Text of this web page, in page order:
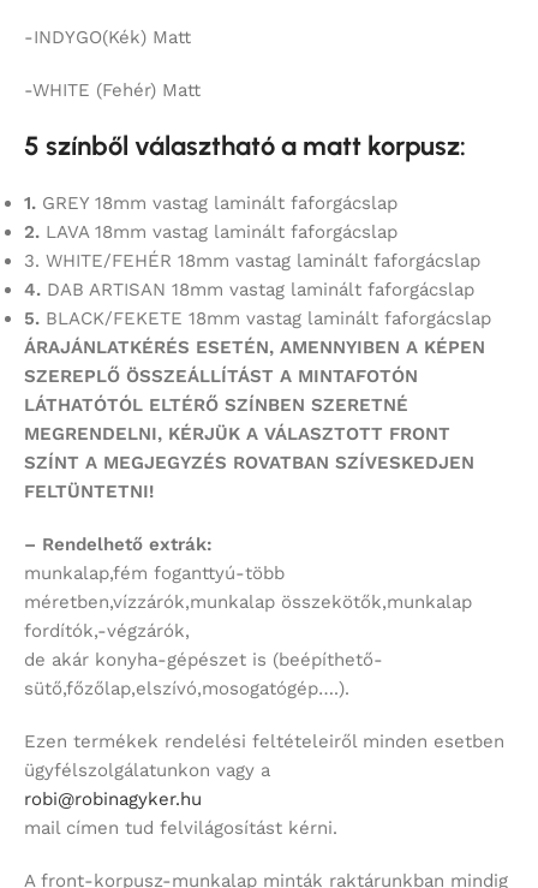
-INDYGO(Kék) Matt
-WHITE (Fehér) Matt
5 színből választható a matt korpusz:
1. GREY 18mm vastag laminált faforgácslap
2. LAVA 18mm vastag laminált faforgácslap
3. WHITE/FEHÉR 18mm vastag laminált faforgácslap
4. DAB ARTISAN 18mm vastag laminált faforgácslap
5. BLACK/FEKETE 18mm vastag laminált faforgácslap
ÁRAJÁNLATKÉRÉS ESETÉN, AMENNYIBEN A KÉPEN
SZEREPLŐ ÖSSZEÁLLÍTÁST A MINTAFOTÓN
LÁTHATÓTÓL ELTÉRŐ SZÍNBEN SZERETNÉ
MEGRENDELNI, KÉRJÜK A VÁLASZTOTT FRONT
SZÍNT A MEGJEGYZÉS ROVATBAN SZÍVESKEDJEN
FELTÜNTETNI!
– Rendelhető extrák:
munkalap,fém foganttyú-több
méretben,vízzárók,munkalap összekötők,munkalap
fordítók,-végzárók,
de akár konyha-gépészet is (beépíthető-
sütő,főzőlap,elszívó,mosogatógép….).
Ezen termékek rendelési feltételeiről minden esetben
ügyfélszolgálatunkon vagy a
robi@robinagyker.hu
mail címen tud felvilágosítást kérni.
A front-korpusz-munkalap minták raktárunkban mindig